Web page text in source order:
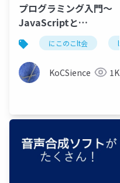
プログラミング入門～
JavaScriptと
Processing～C0deで
の話も？
にこのこlt会 lt
KoCSience 1K